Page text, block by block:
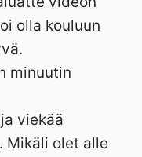
olla kouluun
minuutin
viekää
Mikäli olet alle